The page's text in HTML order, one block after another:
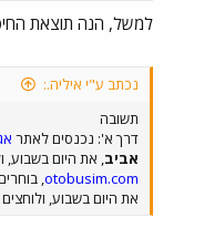
למשל, הנה תוצאת
נכתב ע"י איליה.:
תשובה
דרך א': נכנסים לאתר
אביב, את היום בשבוע,
otobusim.com
,
את היום בשבוע,